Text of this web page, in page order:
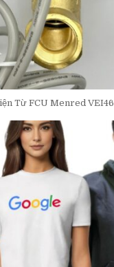
Từ FCU Menred VEI46